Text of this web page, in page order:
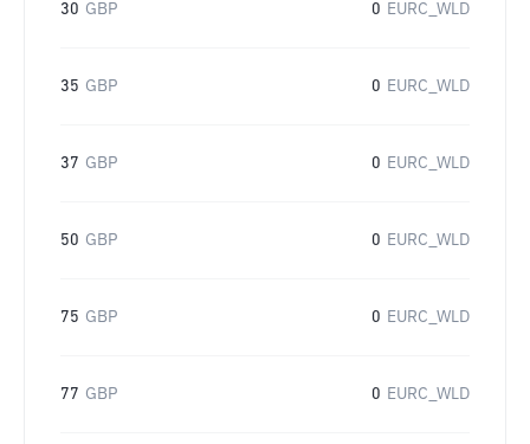
30 GBP 0 EURC_WLD
35 GBP 0 EURC_WLD
37 GBP 0 EURC_WLD
50 GBP 0 EURC_WLD
75 GBP 0 EURC_WLD
77 GBP 0 EURC_WLD